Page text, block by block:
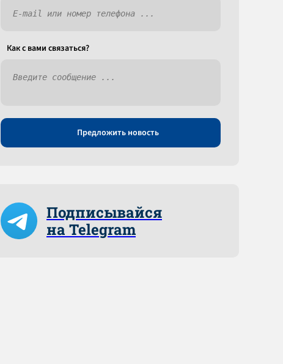
Как c вами связаться?
Предложить новость
Подписывайся
на Telegram